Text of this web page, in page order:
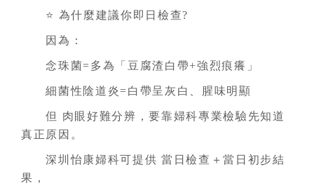
⭐ 為什麼建議你即日檢查?
因為：
念珠菌=多為「豆腐渣白帶+強烈痕癢」
細菌性陰道炎=白帶呈灰白、腥味明顯
但 肉眼好難分辨，要靠婦科專業檢驗先知道
真正原因。
深圳怡康婦科可提供 當日檢查＋當日初步結
果，